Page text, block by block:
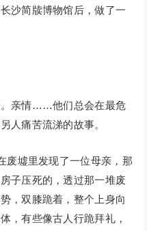
沙简牍博物馆后，做了一
亲情……他们总会在最危
人痛苦流涕的故事。
墟里发现了一位母亲，那
子压死的，透过那一堆废
，双膝跪着，整个上身向
，有些像古人行跪拜礼，